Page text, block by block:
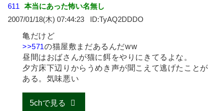
611
本当にあった怖い名無し
2007/01/18(木) 07:44:23
TyAQ2DDDO
亀だけど
>>571の猫屋敷まだあるんだww
昼間はおばさんが猫に餌をやりにきてるよな。
夕方床下辺りからうめき声が聞こえて逃げたことが
ある。気味悪い
5chで見る